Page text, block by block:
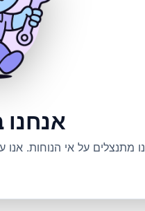
מתנצלים על אי הנוחות.